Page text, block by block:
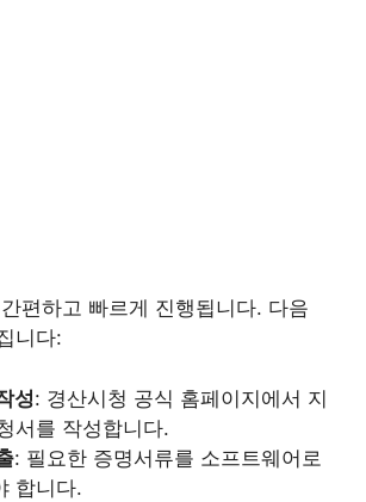
편하고 빠르게 진행됩니다. 다음
니다:
성: 경산시청 공식 홈페이지에서 지
서를 작성합니다.
: 필요한 증명서류를 소프트웨어로
합니다.